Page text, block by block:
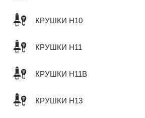
КРУШКИ H10
КРУШКИ H11
КРУШКИ H11B
КРУШКИ H13